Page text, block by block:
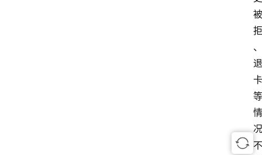
被
拒
、
退
卡
等
情
况
不